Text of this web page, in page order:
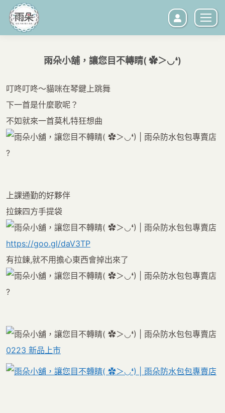
雨朵小舖，讓您目不轉睛( ✿＞◡❛)
叮咚叮咚～貓咪在琴鍵上跳舞
下一首是什麼歌呢？
不如就來一首莫札特狂想曲
?
上課通勤的好夥伴
拉鍊四方手提袋
https://goo.gl/daV3TP
有拉鍊,就不用擔心東西會掉出來了
?
0223 新品上市